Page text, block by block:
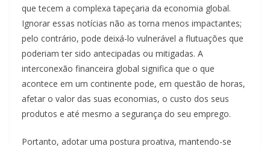
que tecem a complexa tapeçaria da economia global.
Ignorar essas notícias não as torna menos impactantes;
pelo contrário, pode deixá-lo vulnerável a flutuações que
poderiam ter sido antecipadas ou mitigadas. A
interconexão financeira global significa que o que
acontece em um continente pode, em questão de horas,
afetar o valor das suas economias, o custo dos seus
produtos e até mesmo a segurança do seu emprego.
Portanto, adotar uma postura proativa, mantendo-se